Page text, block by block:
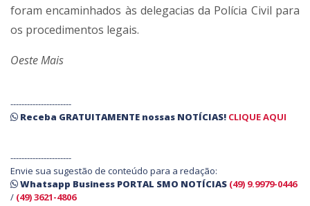
foram encaminhados às delegacias da Polícia Civil para
os procedimentos legais.
Oeste Mais
----------------------
Receba GRATUITAMENTE nossas NOTÍCIAS! CLIQUE AQUI
----------------------
Envie sua sugestão de conteúdo para a redação:
Whatsapp Business PORTAL SMO NOTÍCIAS (49) 9.9979-0446
/ (49) 3621-4806